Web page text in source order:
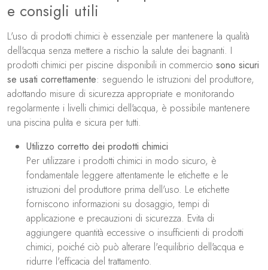
e consigli utili
L'uso di prodotti chimici è essenziale per mantenere la qualità
dell'acqua senza mettere a rischio la salute dei bagnanti. I
prodotti chimici per piscine disponibili in commercio sono sicuri
se usati correttamente: seguendo le istruzioni del produttore,
adottando misure di sicurezza appropriate e monitorando
regolarmente i livelli chimici dell'acqua, è possibile mantenere
una piscina pulita e sicura per tutti.
Utilizzo corretto dei prodotti chimici
Per utilizzare i prodotti chimici in modo sicuro, è
fondamentale leggere attentamente le etichette e le
istruzioni del produttore prima dell'uso. Le etichette
forniscono informazioni su dosaggio, tempi di
applicazione e precauzioni di sicurezza. Evita di
aggiungere quantità eccessive o insufficienti di prodotti
chimici, poiché ciò può alterare l'equilibrio dell'acqua e
ridurre l'efficacia del trattamento.